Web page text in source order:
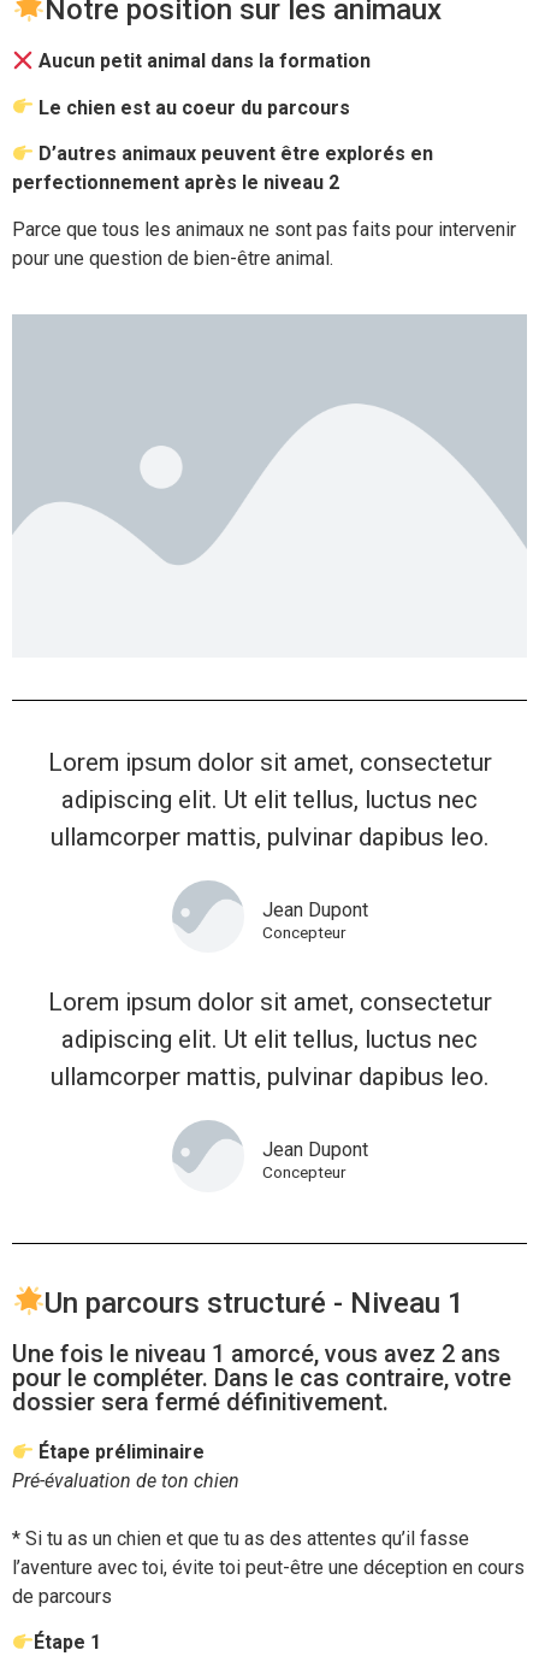
Notre position sur les animaux
Aucun petit animal dans la formation
Le chien est au coeur du parcours
D’autres animaux peuvent être explorés en
perfectionnement après le niveau 2
Parce que tous les animaux ne sont pas faits pour intervenir
pour une question de bien-être animal.
Lorem ipsum dolor sit amet, consectetur
adipiscing elit. Ut elit tellus, luctus nec
ullamcorper mattis, pulvinar dapibus leo.
Jean Dupont
Concepteur
Lorem ipsum dolor sit amet, consectetur
adipiscing elit. Ut elit tellus, luctus nec
ullamcorper mattis, pulvinar dapibus leo.
Jean Dupont
Concepteur
Un parcours structuré - Niveau 1
Une fois le niveau 1 amorcé, vous avez 2 ans
pour le compléter. Dans le cas contraire, votre
dossier sera fermé définitivement.
Étape préliminaire
Pré-évaluation de ton chien
* Si tu as un chien et que tu as des attentes qu’il fasse
l’aventure avec toi, évite toi peut-être une déception en cours
de parcours
Étape 1